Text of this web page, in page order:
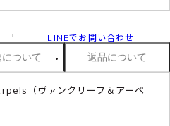
LINEでお問い合わせ
ついて 返品について
（ヴァンクリーフ＆アーペ